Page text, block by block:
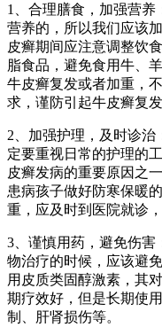
1、合理膳食，加强营
营养的，所以我们应该
皮癣期间应注意调整饮
脂食品，避免食用牛、
牛皮癣复发或者加重，
求，谨防引起牛皮癣复发
2、加强护理，及时诊
定要重视日常的护理的
皮癣发病的重要原因之
患病孩子做好防寒保暖
重，应及时到医院就诊
3、谨慎用药，避免伤
物治疗的时候，应该避
用皮质类固醇激素，其
期疗效好，但是长期使
制、肝肾损伤等。